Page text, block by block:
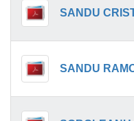
SANDU
SANDU